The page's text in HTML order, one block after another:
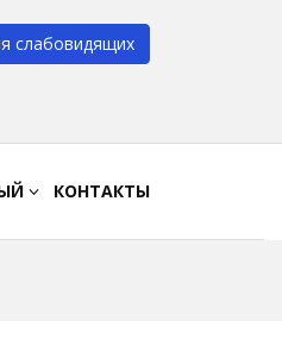
слабовидящих
КОНТАКТЫ